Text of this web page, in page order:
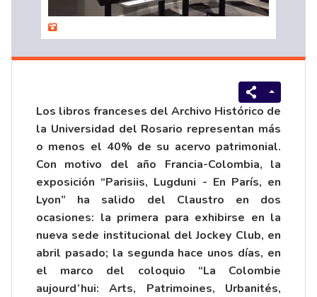
Los libros franceses del Archivo Histórico de
la Universidad del Rosario representan más
o menos el 40% de su acervo patrimonial.
Con motivo del año Francia-Colombia, la
exposición “Parisiis, Lugduni - En París, en
Lyon” ha salido del Claustro en dos
ocasiones: la primera para exhibirse en la
nueva sede institucional del Jockey Club, en
abril pasado; la segunda hace unos días, en
el marco del coloquio “La Colombie
aujourd’hui: Arts, Patrimoines, Urbanités,